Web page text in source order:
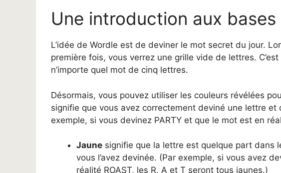
Une introduction aux bases
L’idée de Wordle est de deviner le mot secret du jour.
première fois, vous verrez une grille vide de lettres. C’est
n’importe quel mot de cinq lettres.
Désormais, vous pouvez utiliser les couleurs révélées
signifie que vous avez correctement deviné une lettre et
exemple, si vous devinez PARTY et que le mot est en
Jaune signifie que la lettre est quelque part dans
vous l’avez devinée. (Par exemple, si vous avez
réalité ROAST, les R, A et T seront tous jaunes.)